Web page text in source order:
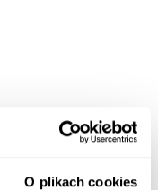
O plikach cookies
śledzenia operacji